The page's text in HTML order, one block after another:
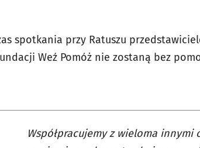
spotkania przy Ratuszu
Weź Pomóż nie zostaną bez
Współpracujemy z wieloma